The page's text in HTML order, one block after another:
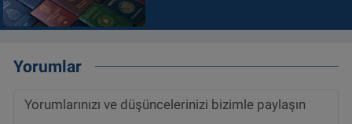
Yorumlar